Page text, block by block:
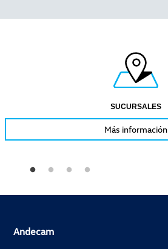
SUCURSALES
Más información
Andecam